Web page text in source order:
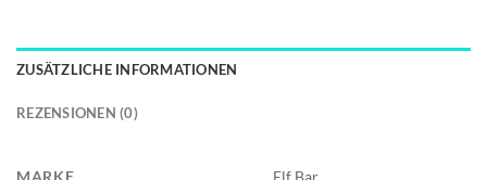
ZUSÄTZLICHE INFORMATIONEN
REZENSIONEN (0)
MARKE